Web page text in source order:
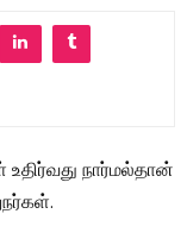
உதிர்வது நார்மல்தான்